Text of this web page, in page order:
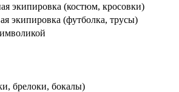
экипировка (костюм, кросовки)
экипировка (футболка, трусы)
брелоки, бокалы)